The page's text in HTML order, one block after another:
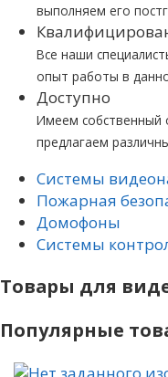
выполняем его
Все наши
опыт работы в
Доступно
Имеем собственный
предлагаем
Системы
Пожарная
Домофоны
Системы
Товары для
Популярные